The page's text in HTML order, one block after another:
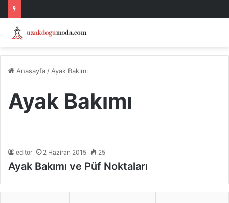
Anasayfa / Ayak Bakımı
Ayak Bakımı
editör 2 Haziran 2015 25
Ayak Bakımı ve Püf Noktaları